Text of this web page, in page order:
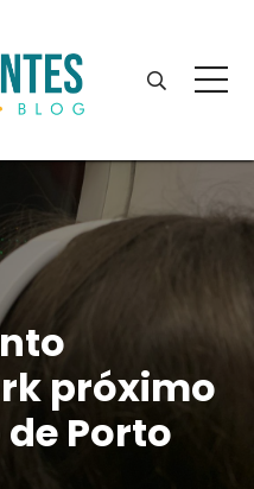
próximo
Porto